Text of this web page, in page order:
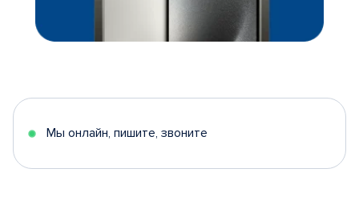
Мы онлайн, пишите, звоните